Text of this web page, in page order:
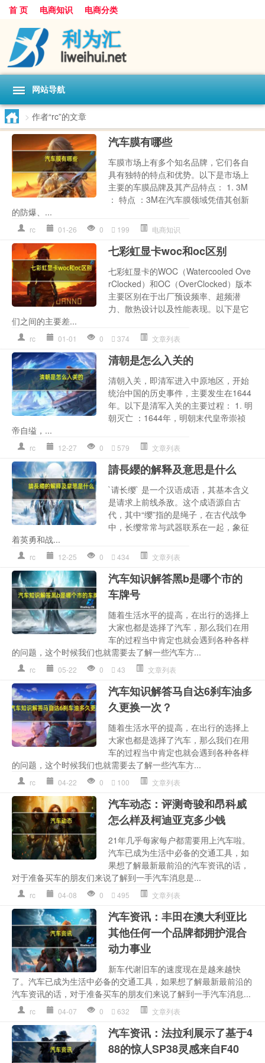
首 页 电商知识 电商分类
网站导航
> 作者“rc”的文章
汽车膜有哪些
车膜市场上有多个知名品牌，它们各自
具有独特的特点和优势。以下是市场上
主要的车膜品牌及其产品特点： 1. 3M
： 特点 ：3M在汽车膜领域凭借其创新
的防爆、...
rc 01-26 0 199 电商知识
七彩虹显卡woc和oc区别
七彩虹显卡的WOC（Watercooled Ove
rClocked）和OC（OverClocked）版本
主要区别在于出厂预设频率、超频潜
力、散热设计以及性能表现。以下是它
们之间的主要差...
rc 01-01 0 374 文章列表
清朝是怎么入关的
清朝入关，即清军进入中原地区，开始
统治中国的历史事件，主要发生在1644
年。以下是清军入关的主要过程： 1. 明
朝灭亡 ：1644年，明朝末代皇帝崇祯
帝自缢，...
rc 12-27 0 579 文章列表
請長纓的解释及意思是什么
`请长缨` 是一个汉语成语，其基本含义
是请求上前线杀敌。这个成语源自古
代，其中“缨”指的是绳子，在古代战争
中，长缨常常与武器联系在一起，象征
着英勇和战...
rc 12-25 0 434 文章列表
汽车知识解答黑b是哪个市的
车牌号
随着生活水平的提高，在出行的选择上
大家也都是选择了汽车，那么我们在用
车的过程当中肯定也就会遇到各种各样
的问题，这个时候我们也就需要去了解一些汽车方...
rc 05-22 0 43 文章列表
汽车知识解答马自达6刹车油多
久更换一次？
随着生活水平的提高，在出行的选择上
大家也都是选择了汽车，那么我们在用
车的过程当中肯定也就会遇到各种各样
的问题，这个时候我们也就需要去了解一些汽车方...
rc 04-22 0 100 文章列表
汽车动态：评测奇骏和昂科威
怎么样及柯迪亚克多少钱
21年几乎每家每户都需要用上汽车啦。
汽车已成为生活中必备的交通工具，如
果想了解最新最前沿的汽车资讯的话，
对于准备买车的朋友们来说了解到一手汽车消息是...
rc 04-08 0 495 文章列表
汽车资讯：丰田在澳大利亚比
其他任何一个品牌都拥护混合
动力事业
新车代谢旧车的速度现在是越来越快
了。汽车已成为生活中必备的交通工具，如果想了解最新最前沿的
汽车资讯的话，对于准备买车的朋友们来说了解到一手汽车消息...
rc 04-07 0 632 文章列表
汽车资讯：法拉利展示了基于4
88的惊人SP38灵感来自F40